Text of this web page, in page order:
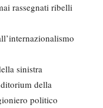
rassegnati ribelli
sinistra
della
politico